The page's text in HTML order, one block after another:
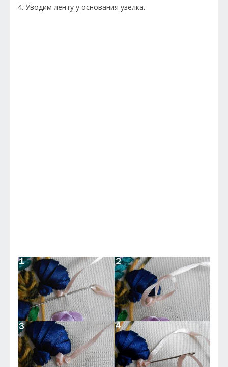
4. Уводим ленту у основания узелка.